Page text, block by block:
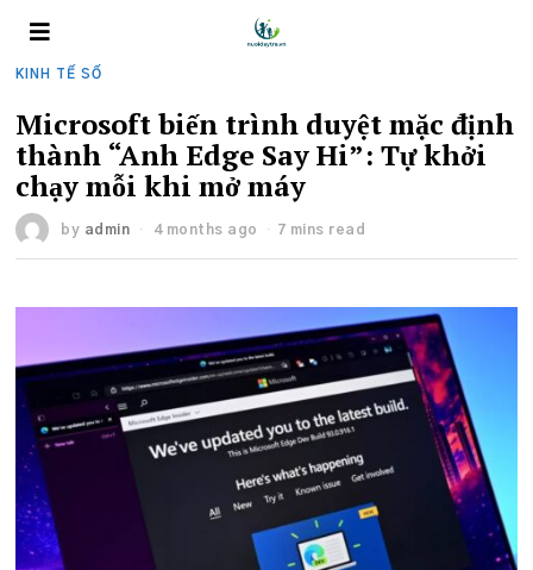
KINH TẾ SỐ
Microsoft biến trình duyệt mặc định
thành “Anh Edge Say Hi”: Tự khởi
chạy mỗi khi mở máy
by admin 4 months ago 7 mins read